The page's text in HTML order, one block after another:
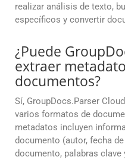
realizar análisis de texto,
específicos y convertir
¿Puede
extraer
documentos?
Sí, GroupDocs.Parser
varios formatos de
metadatos incluyen
documento (autor, fecha
documento, palabras clave